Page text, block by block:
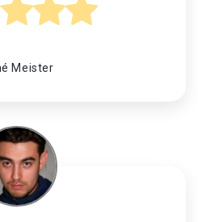
Meister